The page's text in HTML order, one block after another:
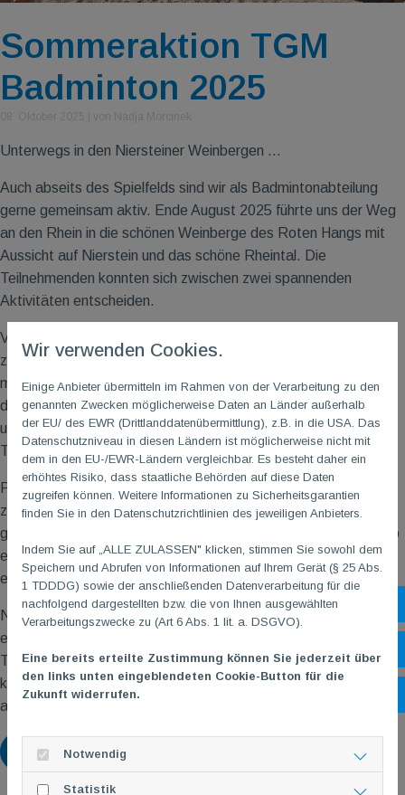
Zurück
Sommeraktion TGM
Badminton 2025
Unterwegs in den Niersteiner Weinbergen ...
Auch abseits des Spielfelds sind wir als Badmintonabteilung
gerne gemeinsam aktiv. Ende August 2025 führte uns der Weg
an den Rhein in die schönen Weinberge des Roten Hangs mit
Aussicht auf Nierstein und das schöne Rheintal. Die
Teilnehmenden konnten sich zwischen zwei spannenden
Aktivitäten entscheiden.
Vom Bahnhof Nierstein starteten die Wanderer ihre Rundtour
zunächst Richtung Marktplatz und anschließend in die
malerischen Weinberge. Gewandert wurde auf einem Teilstück
der Drei-Türme-Wanderung mit Besichtigung des Wartturms
und des Schlossturms Schwabsburg. Die Aussicht von beiden
Türmen lud zum Verweilen ein.
Parallel dazu genoss eine zweite Gruppe eine gemütliche
zweistündige Weinbergs-Rundfahrt. Mit Traktor und Hänger
ging es zu den schönsten Punkten des Roten Hangs. Dazu gab
es einen Imbiss und verschiedene Weine. Auch diese Tour bot
einen herrlichen Ausblick auf Nierstein und den Rhein.
Nach den beiden Aktionen fanden sich alle Teilnehmenden in
einem Restaurant am Marktplatz von Nierstein wieder, wo der
Tag bei leckerem Essen und in gemütlicher Runde ausklingen
konnte. Gestärkt und mit vielen Eindrücken machten wir uns
anschließend gemeinsam auf den Rückweg nach Mainz.
Wir verwenden Cookies.
Einige Anbieter übermitteln im Rahmen von der Verarbeitung zu den
genannten Zwecken möglicherweise Daten an Länder außerhalb
der EU/ des EWR (Drittlanddatenübermittlung), z.B. in die USA. Das
Datenschutzniveau in diesen Ländern ist möglicherweise nicht mit
dem in den EU-/EWR-Ländern vergleichbar. Es besteht daher ein
erhöhtes Risiko, dass staatliche Behörden auf diese Daten
zugreifen können. Weitere Informationen zu Sicherheitsgarantien
finden Sie in den Datenschutzrichtlinien des jeweiligen Anbieters.
Indem Sie auf „ALLE ZULASSEN" klicken, stimmen Sie sowohl dem
Speichern und Abrufen von Informationen auf Ihrem Gerät (§ 25 Abs.
1 TDDDG) sowie der anschließenden Datenverarbeitung für die
nachfolgend dargestellten bzw. die von Ihnen ausgewählten
Verarbeitungszwecke zu (Art 6 Abs. 1 lit. a. DSGVO).
Eine bereits erteilte Zustimmung können Sie jederzeit über
den links unten eingeblendeten Cookie-Button für die
Zukunft widerrufen.
Notwendig
Statistik